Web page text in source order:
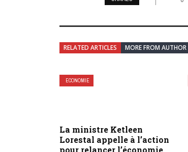
RELATED ARTICLES MORE FROM AUTHOR
ECONOMIE
La ministre Ketleen
Lorestal appelle à l’action